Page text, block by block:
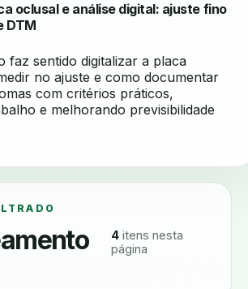
oclusal e análise digital: ajuste fino
DTM
faz sentido digitalizar a placa
no ajuste e como documentar
com critérios práticos,
e melhorando previsibilidade
4 itens nesta
página